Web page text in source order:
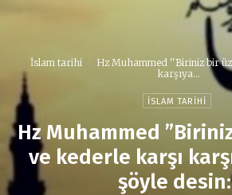
İslam tarihi
Hz Muhammed ''Biriniz bir
karşıya...
İSLAM TARIHI
Hz Muhammed
ve kederle karşı
şöyle